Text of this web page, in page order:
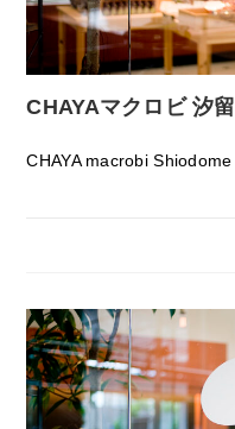
CHAYAマクロビ 汐留
CHAYA macrobi Shiodome